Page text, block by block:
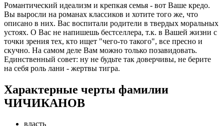
Романтический идеализм и крепкая семья - вот Ваше кредо.
Вы выросли на романах классиков и хотите того же, что
описано в них. Вас воспитали родители в твердых моральных
устоях. О Вас не напишешь бестселлера, т.к. в Вашей жизни с
точки зрения тех, кто ищет "чего-то такого", все пресно и
скучно. На самом деле Вам можно только позавидовать.
Единственный совет: ну не будьте так доверчивы, не берите
на себя роль лани - жертвы тигра.
Характерные черты фамилии
ЧИЧИКАНОВ
власть